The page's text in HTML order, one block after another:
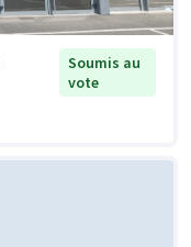
Soumis au
vote